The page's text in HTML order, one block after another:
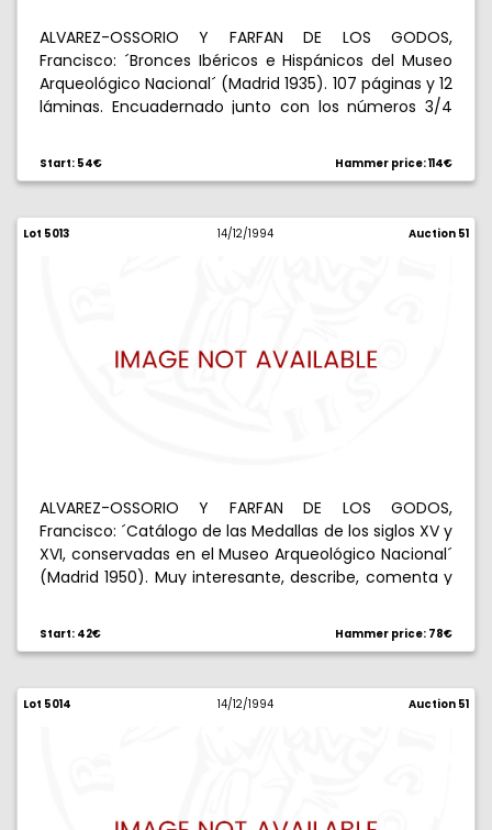
ALVAREZ-OSSORIO Y FARFAN DE LOS GODOS,
Francisco: ´Bronces Ibéricos e Hispánicos del Museo
Arqueológico Nacional´ (Madrid 1935). 107 páginas y 12
láminas. Encuadernado junto con los números 3/4
Moshonas (Alejandría 1956). 97 páginas en griego,
francés e inglés.
Start: 54€ Hammer price: 114€
Lot 5013 14/12/1994 Auction 51
ALVAREZ-OSSORIO Y FARFAN DE LOS GODOS,
Francisco: ´Catálogo de las Medallas de los siglos XV y
XVI, conservadas en el Museo Arqueológico Nacional´
(Madrid 1950). Muy interesante, describe, comenta y
Reencuadernado.
Start: 42€ Hammer price: 78€
Lot 5014 14/12/1994 Auction 51